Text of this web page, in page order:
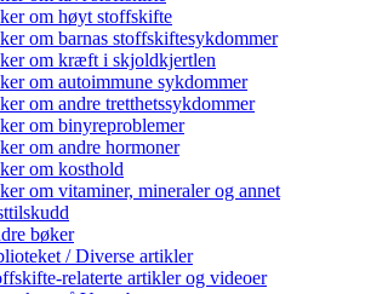
om høyt stoffskifte
om barnas stoffskiftesykdommer
om kræft i skjoldkjertlen
om autoimmune sykdommer
om andre tretthetssykdommer
om binyreproblemer
om andre hormoner
om kosthold
om vitaminer, mineraler og annet
bøker
/ Diverse artikler
relaterte artikler og videoer